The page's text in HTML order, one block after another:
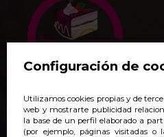
Configuración de
Utilizamos cookies propias y de
web y mostrarte publicidad
la base de un perfil elaborado a
(por ejemplo, páginas visitadas o
+34 938 140 718